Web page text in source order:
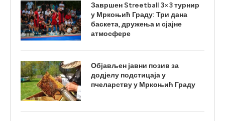
Завршен Streetball 3×3 турнир
у Мркоњић Граду: Три дана
баскета, дружења и сјајне
атмосфере
Објављен јавни позив за
додјелу подстицаја у
пчеларству у Мркоњић Граду